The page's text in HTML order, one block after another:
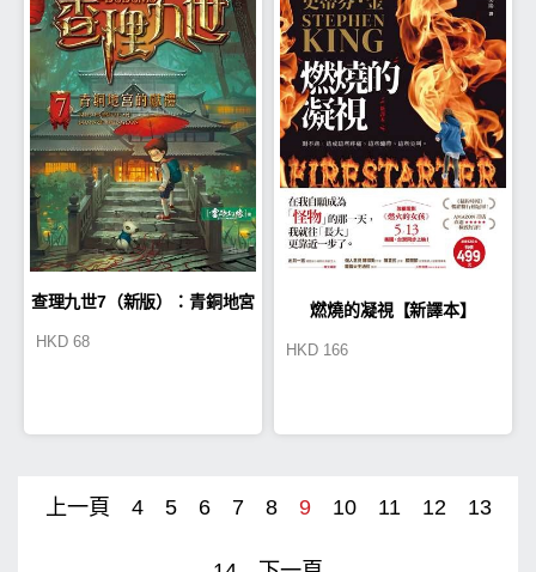
查理九世7（新版）：青銅地宮
HKD 68
燃燒的凝視【新譯本】
HKD 166
上一頁 4 5 6 7 8 9 10 11 12 13